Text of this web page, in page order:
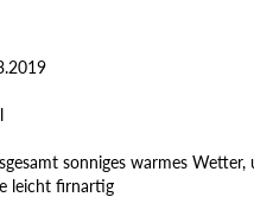
sonniges warmes
leicht firnartig